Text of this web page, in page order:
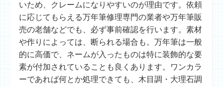
いため、クレームになりやすいのが理由です。依頼
に応じてもらえる万年筆修理専門の業者や万年筆販
売の老舗などでも、必ず事前確認を行います。素材
や作りによっては、断られる場合も。万年筆は一般
的に高価で、ネームが入ったものは特に装飾的な要
素が付加されていることも良くあります。ワンカラ
ーであれば何とか処理できても、木目調・大理石調